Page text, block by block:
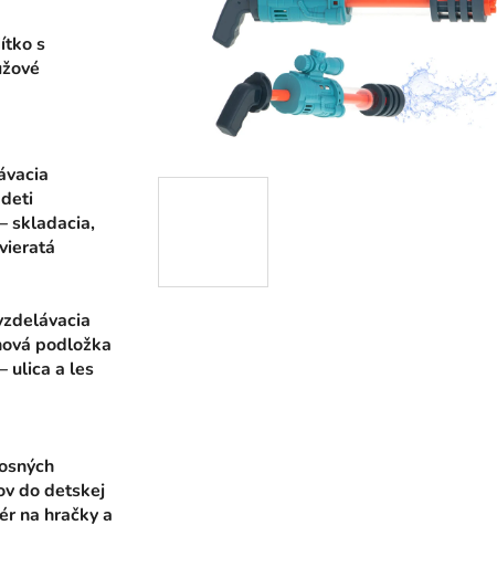
s
skladacia,
podložka
ulica a les
do detskej
na hračky a